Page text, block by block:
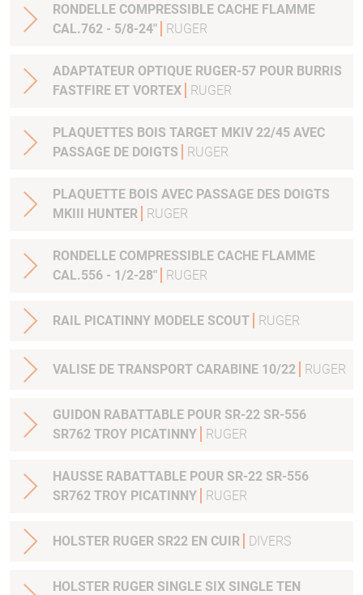
RONDELLE COMPRESSIBLE CACHE FLAMME
CAL.762 - 5/8-24"
RUGER
ADAPTATEUR OPTIQUE RUGER-57 POUR BURRIS
FASTFIRE ET VORTEX
RUGER
PLAQUETTES BOIS TARGET MKIV 22/45 AVEC
PASSAGE DE DOIGTS
RUGER
PLAQUETTE BOIS AVEC PASSAGE DES DOIGTS
MKIII HUNTER
RUGER
RONDELLE COMPRESSIBLE CACHE FLAMME
CAL.556 - 1/2-28"
RUGER
RAIL PICATINNY MODELE SCOUT RUGER
VALISE DE TRANSPORT CARABINE 10/22 RUGER
GUIDON RABATTABLE POUR SR-22 SR-556
SR762 TROY PICATINNY
RUGER
HAUSSE RABATTABLE POUR SR-22 SR-556
SR762 TROY PICATINNY
RUGER
HOLSTER RUGER SR22 EN CUIR DIVERS
HOLSTER RUGER SINGLE SIX SINGLE TEN